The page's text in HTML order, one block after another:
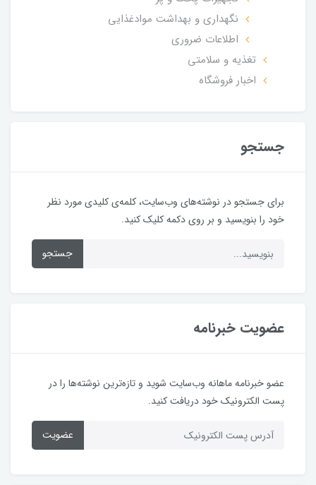
نگهداری و بهداشت موادغذایی
اطلاعات ضروری
تغذیه و سلامتی
اخبار فروشگاه
جستجو
برای جستجو در نوشته‌های وب‌سایت، کلمه‌ی کلیدی مورد نظر
خود را بنویسید و بر روی دکمه کلیک کنید.
جستجو
عضویت خبرنامه
عضو خبرنامه ماهانه وب‌سایت شوید و تازه‌ترین نوشته‌ها را در
پست الکترونیک خود دریافت کنید.
عضویت